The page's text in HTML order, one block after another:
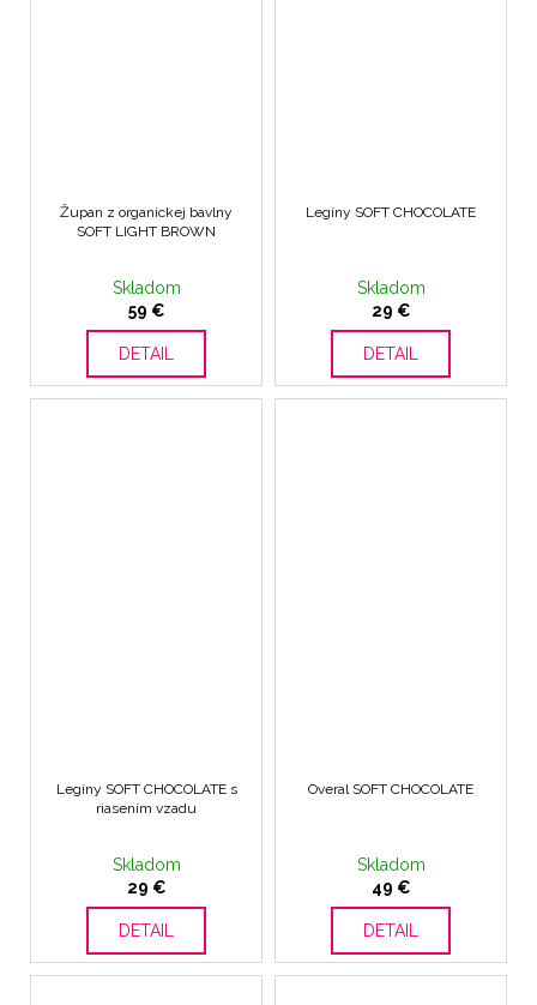
Župan z organickej bavlny
SOFT LIGHT BROWN
Skladom
59 €
DETAIL
Legíny SOFT CHOCOLATE
Skladom
29 €
DETAIL
Legíny SOFT CHOCOLATE s
riasením vzadu
Skladom
29 €
DETAIL
Overal SOFT CHOCOLATE
Skladom
49 €
DETAIL